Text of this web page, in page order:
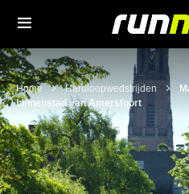
Home Hardloopwedstrijden
binnenstad van Amersfoort